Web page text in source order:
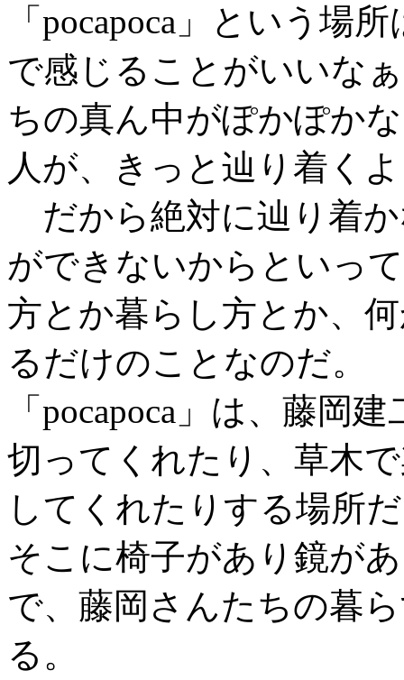
「pocapoca」という場
で感じることがいいな
ちの真ん中がぽかぽか
人が、きっと辿り着く
だから絶対に辿り着
ができないからといっ
方とか暮らし方とか、
るだけのことなのだ。
「pocapoca」は、藤岡
切ってくれたり、草木
してくれたりする場所
そこに椅子があり鏡が
で、藤岡さんたちの暮
る。